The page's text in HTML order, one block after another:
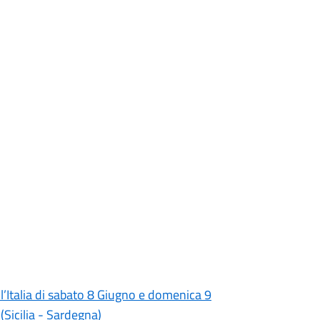
di sabato 8 Giugno e domenica 9
- Sardegna)